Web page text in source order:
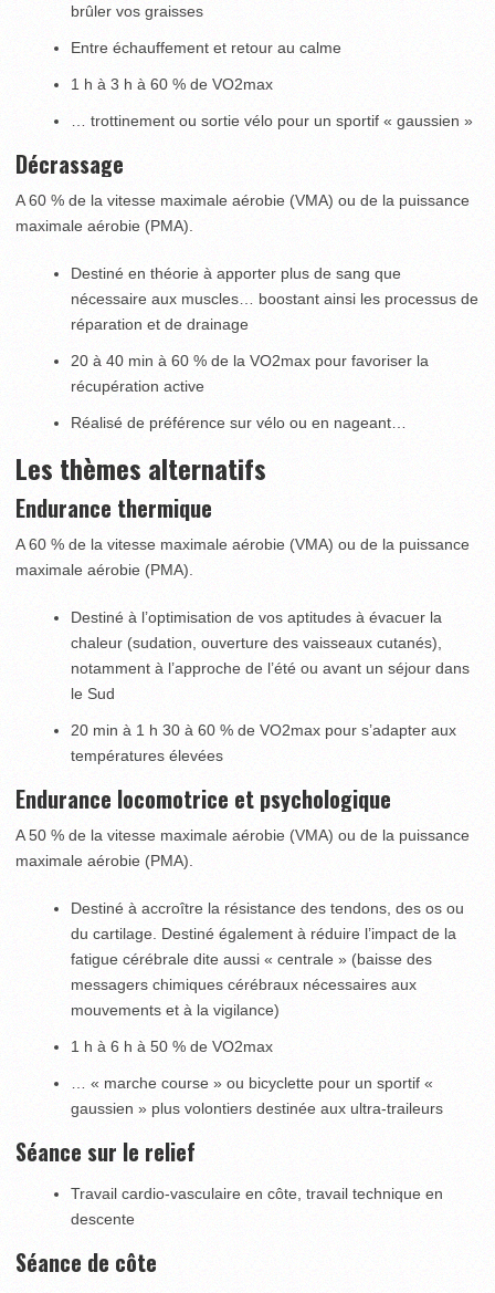
brûler vos graisses
Entre échauffement et retour au calme
1 h à 3 h à 60 % de VO2max
… trottinement ou sortie vélo pour un sportif « gaussien »
Décrassage
A 60 % de la vitesse maximale aérobie (VMA) ou de la puissance
maximale aérobie (PMA).
Destiné en théorie à apporter plus de sang que
nécessaire aux muscles… boostant ainsi les processus de
réparation et de drainage
20 à 40 min à 60 % de la VO2max pour favoriser la
récupération active
Réalisé de préférence sur vélo ou en nageant…
Les thèmes alternatifs
Endurance thermique
A 60 % de la vitesse maximale aérobie (VMA) ou de la puissance
maximale aérobie (PMA).
Destiné à l’optimisation de vos aptitudes à évacuer la
chaleur (sudation, ouverture des vaisseaux cutanés),
notamment à l’approche de l’été ou avant un séjour dans
le Sud
20 min à 1 h 30 à 60 % de VO2max pour s’adapter aux
températures élevées
Endurance locomotrice et psychologique
A 50 % de la vitesse maximale aérobie (VMA) ou de la puissance
maximale aérobie (PMA).
Destiné à accroître la résistance des tendons, des os ou
du cartilage. Destiné également à réduire l’impact de la
fatigue cérébrale dite aussi « centrale » (baisse des
messagers chimiques cérébraux nécessaires aux
mouvements et à la vigilance)
1 h à 6 h à 50 % de VO2max
… « marche course » ou bicyclette pour un sportif «
gaussien » plus volontiers destinée aux ultra-traileurs
Séance sur le relief
Travail cardio-vasculaire en côte, travail technique en
descente
Séance de côte